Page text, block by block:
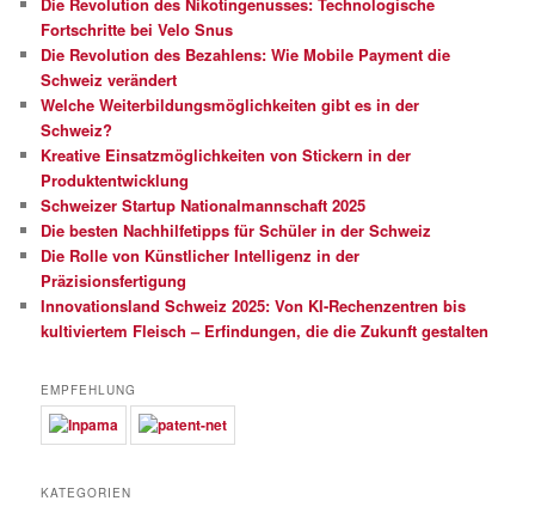
Fortschritte bei Velo Snus
Die Revolution des Bezahlens: Wie Mobile Payment die
Schweiz verändert
Welche Weiterbildungsmöglichkeiten gibt es in der
Schweiz?
Kreative Einsatzmöglichkeiten von Stickern in der
Produktentwicklung
Schweizer Startup Nationalmannschaft 2025
Die besten Nachhilfetipps für Schüler in der Schweiz
Die Rolle von Künstlicher Intelligenz in der
Präzisionsfertigung
Innovationsland Schweiz 2025: Von KI-Rechenzentren bis
kultiviertem Fleisch – Erfindungen, die die Zukunft gestalten
EMPFEHLUNG
KATEGORIEN